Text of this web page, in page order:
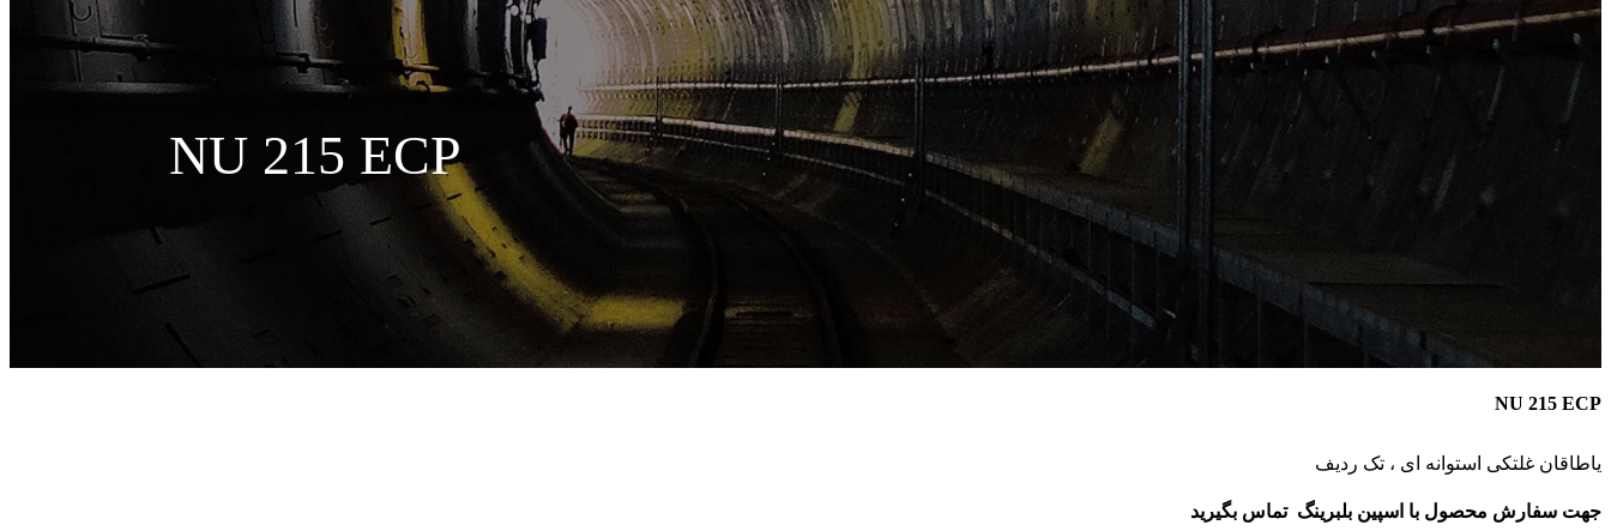
NU 215 ECP
NU 215 ECP
یاطاقان غلتکی استوانه ای ، تک ردیف
جهت سفارش محصول با اسپین بلبرینگ تماس بگیرید